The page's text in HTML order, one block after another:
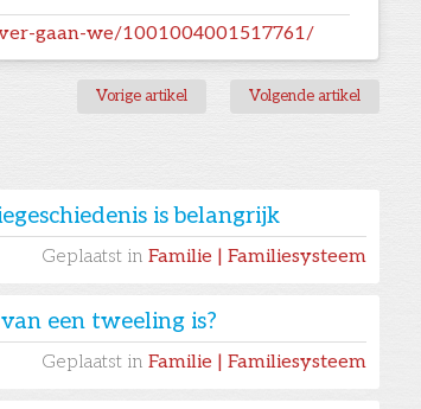
gaan-we/1001004001517761/
Vorige artikel Volgende artikel
is belangrijk
Geplaatst in Familie | Familiesysteem
een tweeling is?
Geplaatst in Familie | Familiesysteem